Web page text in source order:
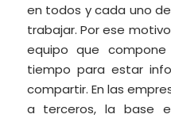
en todos y cada uno
trabajar. Por ese
equipo que
tiempo para estar
compartir. En las
a terceros, la base